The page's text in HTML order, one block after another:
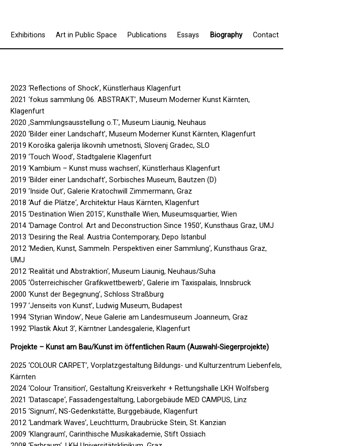
Exhibitions Art in Public Space Publications Essays Biography Contact
2023 ‘Reflections of Shock’, Künstlerhaus Klagenfurt
2021 ‘fokus sammlung 06. ABSTRAKT’, Museum Moderner Kunst Kärnten,
Klagenfurt
2020 ‚Sammlungsausstellung o.T.‘, Museum Liaunig, Neuhaus
2020 ‘Bilder einer Landschaft’, Museum Moderner Kunst Kärnten, Klagenfurt
2019 Koroška galerija likovnih umetnosti, Slovenj Gradec, SLO
2019 ‘Touch Wood’, Stadtgalerie Klagenfurt
2019 ‘Kambium – Kunst muss wachsen’, Künstlerhaus Klagenfurt
2019 ‘Bilder einer Landschaft’, Sorbisches Museum, Bautzen (D)
2019 ‘Inside Out’, Galerie Kratochwill Zimmermann, Graz
2018 ‘Auf die Plätze‘, Architektur Haus Kärnten, Klagenfurt
2015 ‘Destination Wien 2015‘, Kunsthalle Wien, Museumsquartier, Wien
2014 ‘Damage Control. Art and Deconstruction Since 1950‘, Kunsthaus Graz, UMJ
2013 ‘Desiring the Real. Austria Contemporary, Depo Istanbul
2012 ‘Medien, Kunst, Sammeln. Perspektiven einer Sammlung‘, Kunsthaus Graz,
UMJ
2012 ‘Realität und Abstraktion‘, Museum Liaunig, Neuhaus/Suha
2005 ‘Österreichischer Grafikwettbewerb’, Galerie im Taxispalais, Innsbruck
2000 ‘Kunst der Begegnung’, Schloss Straßburg
1997 ‘Jenseits von Kunst’, Ludwig Museum, Budapest
1994 ‘Styrian Window’, Neue Galerie am Landesmuseum Joanneum, Graz
1992 ‘Plastik Akut 3’, Kärntner Landesgalerie, Klagenfurt
Projekte – Kunst am Bau/Kunst im öffentlichen Raum (Auswahl-Siegerprojekte)
2025 ‘COLOUR CARPET’, Vorplatzgestaltung Bildungs- und Kulturzentrum Liebenfels,
Kärnten
2024 ‘Colour Transition’, Gestaltung Kreisverkehr + Rettungshalle LKH Wolfsberg
2021 ‘Datascape‘, Fassadengestaltung, Laborgebäude MED CAMPUS, Linz
2015 ‘Signum‘, NS-Gedenkstätte, Burggebäude, Klagenfurt
2012 ‘Landmark Waves’, Leuchtturm, Draubrücke Stein, St. Kanzian
2009 ‘Klangraum’, Carinthische Musikakademie, Stift Ossiach